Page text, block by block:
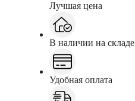
Лучшая цена
В наличии на складе
Удобная оплата